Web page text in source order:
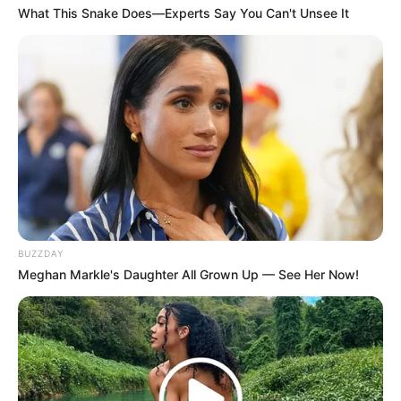
Twitter:
@Suzu_Mg
Instagram: suzu.hirose.official
TikTok: –
YouTube: –
Fakta Menarik
Berada di bawah naungan agensi Foster Management.
Kakaknya Alice Hirose juga seorang aktris.
Lulus SMA 2017 dan memilih tidak melanjutkan kuliah karena
ingin mengejar karir.
Ditawari menjadi model saat ia dan ibunya mendatangi acara
What This Snake Does—Experts Say You Can't Unsee It
BUZZDAY
Meghan Markle's Daughter All Grown Up — See Her Now!